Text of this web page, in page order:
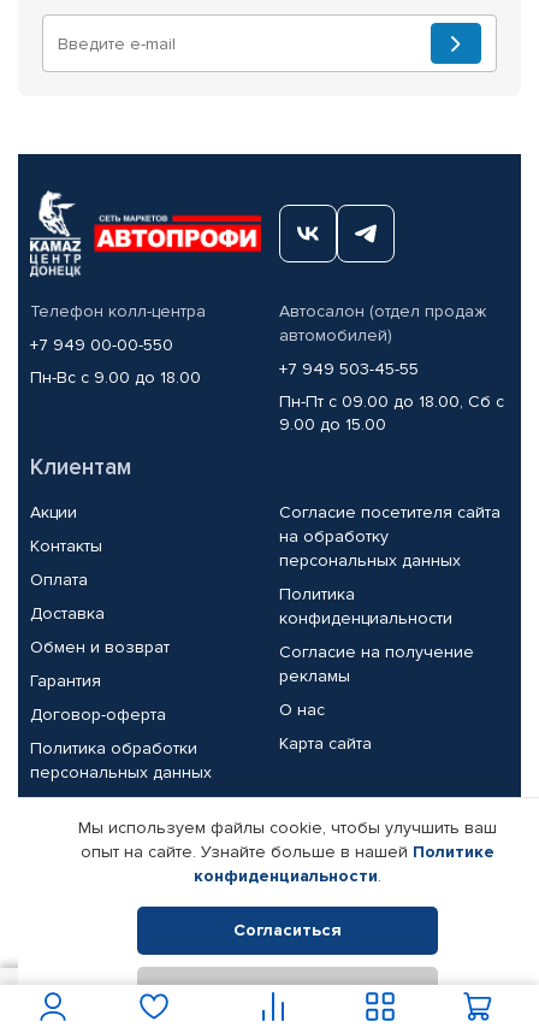
Телефон колл-центра
+7 949 00-00-550
Пн-Вс с 9.00 до 18.00
Автосалон (отдел продаж
автомобилей)
+7 949 503-45-55
Пн-Пт с 09.00 до 18.00, Сб с
9.00 до 15.00
Клиентам
Акции
Контакты
Оплата
Доставка
Обмен и возврат
Гарантия
Договор-оферта
Политика обработки
персональных данных
Согласие посетителя сайта
на обработку
персональных данных
Политика
конфиденциальности
Согласие на получение
рекламы
О нас
Карта сайта
Партнерам
Корпоративным клиентам
Поставщикам
Реквизиты компании
© КАМАЗ ЦЕНТР ДОНЕЦК, 2015-2026. Все права защищены.
Интернет-магазин автомобильных товаров Автопрофи.
Мы используем файлы cookie, чтобы улучшить ваш
опыт на сайте. Узнайте больше в нашей Политике
конфиденциальности.
Согласиться
Отклонить
В корзину